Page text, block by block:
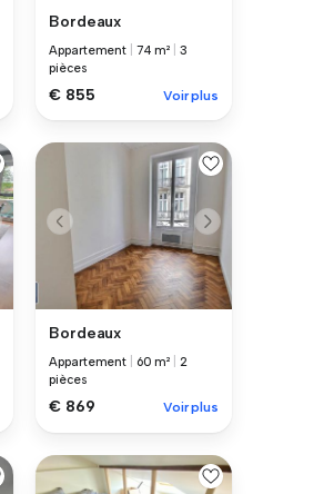
Bordeaux
Appartement 74 m²
3
pièces
€ 855 Voir plus
Bordeaux
Appartement 60 m²
2
pièces
€ 869 Voir plus